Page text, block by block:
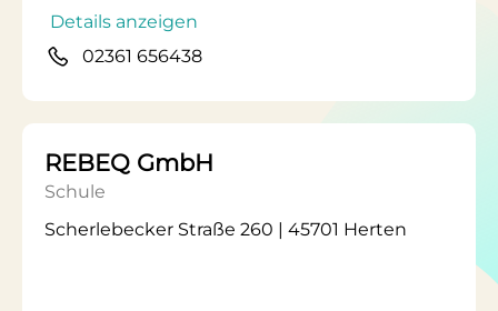
Details anzeigen
02361 656438
REBEQ GmbH
Schule
Scherlebecker Straße 260 | 45701 Herten